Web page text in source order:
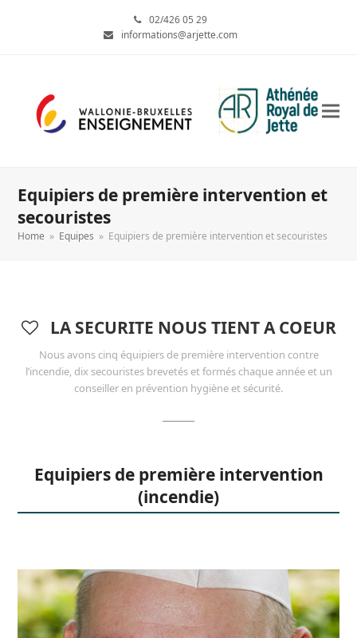
02/426 05 29
informations@arjette.com
Equipiers de première intervention et
secouristes
Home » Equipes » Equipiers de première intervention et secouristes
LA SECURITE NOUS TIENT A COEUR
Nous avons cinq équipiers de première intervention contre
l’incendie, dix secouristes brevetés et formés chaque année et un
conseiller en prévention hygiène et sécurité.
Equipiers de première intervention
(incendie)